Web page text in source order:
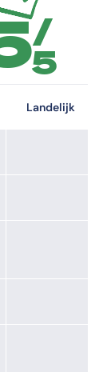
/
5
Landelijk